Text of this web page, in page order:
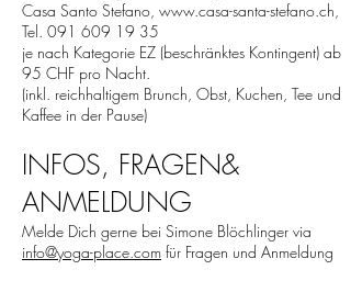
Casa Santo Stefano, www.casa-santa-stefano.ch,
Tel. 091 609 19 35
je nach Kategorie EZ (beschränktes Kontingent) ab
95 CHF pro Nacht.
(inkl. reichhaltigem Brunch, Obst, Kuchen, Tee und
Kaffee in der Pause)
INFOS, FRAGEN&
ANMELDUNG
Melde Dich gerne bei Simone Blöchlinger via
info@yoga-place.com für Fragen und Anmeldung